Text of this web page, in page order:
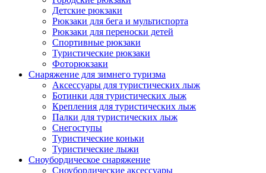
Детские рюкзаки
Рюкзаки для бега и мультиспорта
Рюкзаки для переноски детей
Спортивные рюкзаки
Туристические рюкзаки
Фоторюкзаки
Снаряжение для зимнего туризма
Аксессуары для туристических лыж
Ботинки для туристических лыж
Крепления для туристических лыж
Палки для туристических лыж
Снегоступы
Туристические коньки
Туристические лыжи
Сноубордическое снаряжение
Сноубордические аксессуары